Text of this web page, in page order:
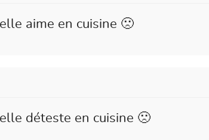
aime en cuisine 🙁
déteste en cuisine 🙁